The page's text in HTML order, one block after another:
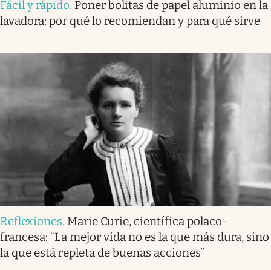
Fácil y rápido. Poner bolitas de papel aluminio en la
lavadora: por qué lo recomiendan y para qué sirve
Reflexiones. Marie Curie, científica polaco-
francesa: “La mejor vida no es la que más dura, sino
la que está repleta de buenas acciones”